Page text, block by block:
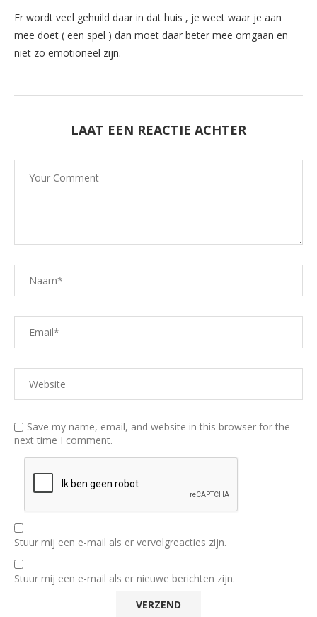
Er wordt veel gehuild daar in dat huis , je weet waar je aan
mee doet ( een spel ) dan moet daar beter mee omgaan en
niet zo emotioneel zijn.
LAAT EEN REACTIE ACHTER
Save my name, email, and website in this browser for the
next time I comment.
Stuur mij een e-mail als er vervolgreacties zijn.
Stuur mij een e-mail als er nieuwe berichten zijn.